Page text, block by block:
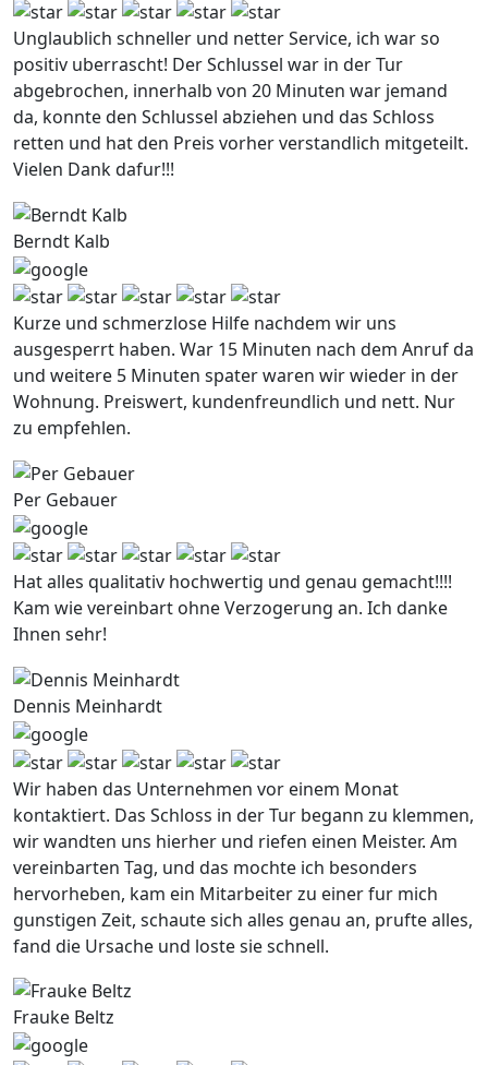
Unglaublich schneller und netter Service, ich war so
positiv uberrascht! Der Schlussel war in der Tur
abgebrochen, innerhalb von 20 Minuten war jemand
da, konnte den Schlussel abziehen und das Schloss
retten und hat den Preis vorher verstandlich mitgeteilt.
Vielen Dank dafur!!!
Berndt Kalb
Kurze und schmerzlose Hilfe nachdem wir uns
ausgesperrt haben. War 15 Minuten nach dem Anruf da
und weitere 5 Minuten spater waren wir wieder in der
Wohnung. Preiswert, kundenfreundlich und nett. Nur
zu empfehlen.
Per Gebauer
Hat alles qualitativ hochwertig und genau gemacht!!!!
Kam wie vereinbart ohne Verzogerung an. Ich danke
Ihnen sehr!
Dennis Meinhardt
Wir haben das Unternehmen vor einem Monat
kontaktiert. Das Schloss in der Tur begann zu klemmen,
wir wandten uns hierher und riefen einen Meister. Am
vereinbarten Tag, und das mochte ich besonders
hervorheben, kam ein Mitarbeiter zu einer fur mich
gunstigen Zeit, schaute sich alles genau an, prufte alles,
fand die Ursache und loste sie schnell.
Frauke Beltz